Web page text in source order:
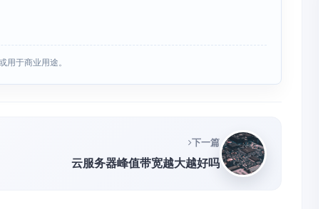
于商业用途。
下一篇
云服务器峰值带宽越大越好吗